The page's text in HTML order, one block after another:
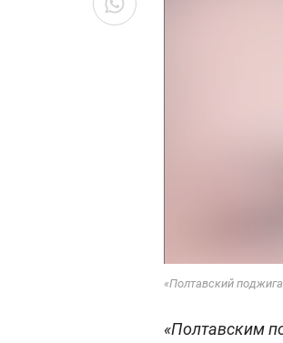
«Полтавский
«Полтавским